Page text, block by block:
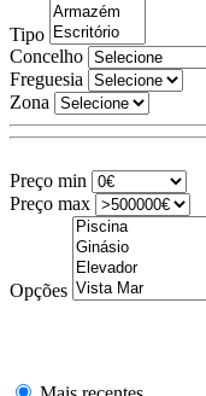
Tipo
Concelho
Freguesia
Zona
Preço min
Preço max
Opções